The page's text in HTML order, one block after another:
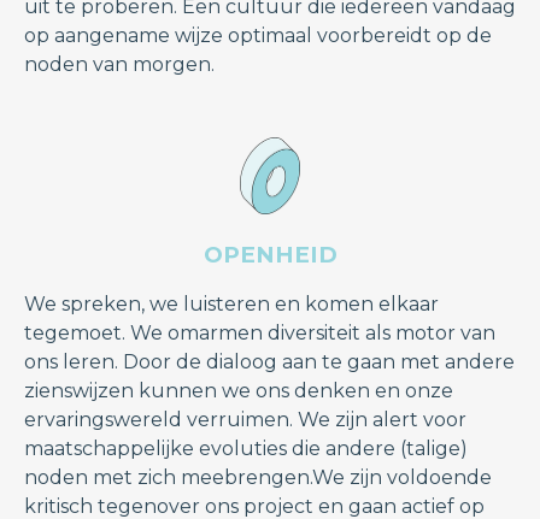
uit te proberen. Een cultuur die iedereen vandaag
op aangename wijze optimaal voorbereidt op de
noden van morgen.
OPENHEID
We spreken, we luisteren en komen elkaar
tegemoet. We omarmen diversiteit als motor van
ons leren. Door de dialoog aan te gaan met andere
zienswijzen kunnen we ons denken en onze
ervaringswereld verruimen. We zijn alert voor
maatschappelijke evoluties die andere (talige)
noden met zich meebrengen.We zijn voldoende
kritisch tegenover ons project en gaan actief op